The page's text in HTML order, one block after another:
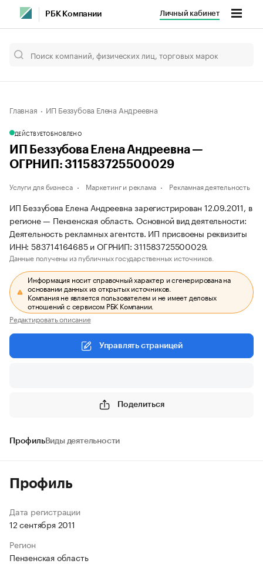
РБК Компании Личный кабинет
Главная ИП Беззубова Елена Андреевна
ДЕЙСТВУЕТОБНОВЛЕНО
ИП Беззубова Елена Андреевна —
ОГРНИП: 311583725500029
Услуги для бизнеса Маркетинг и реклама Рекламная деятельность
ИП Беззубова Елена Андреевна зарегистрирован 12.09.2011, в
регионе — Пензенская область. Основной вид деятельности:
Деятельность рекламных агентств. ИП присвоены реквизиты
ИНН: 583714164685 и ОГРНИП: 311583725500029.
Данные получены из публичных государственных источников.
Информация носит справочный характер и сгенерирована на
основании данных из открытых источников.
Компания не является пользователем и не имеет деловых
отношений с сервисом РБК Компании.
Редактировать описание
Управлять страницей
Поделиться
ПрофильВиды деятельности
Профиль
Дата регистрации
12 сентября 2011
Регион
Пензенская область